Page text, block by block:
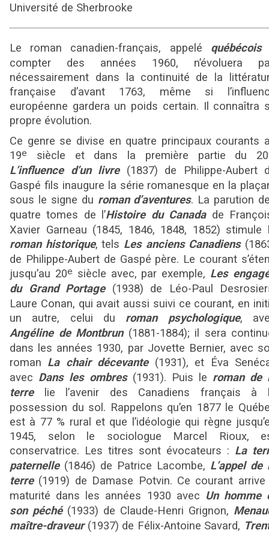
Université de Sherbrooke
Le roman canadien-français, appelé québécois
compter des années 1960, n’évoluera
nécessairement dans la continuité de la
française d’avant 1763, même si
européenne gardera un poids certain. Il connaîtra
propre évolution.
Ce genre se divise en quatre principaux courants
19e siècle et dans la première partie du 20
L’influence d’un livre(1837) de Philippe-Aubert
Gaspé fils inaugure la série romanesque en la
sous le signe du roman d’aventures. La parution
quatre tomes de l’Histoire du Canadade
Xavier Garneau (1845, 1846, 1848, 1852) stimule
roman historique, tels Les anciens Canadiens
de Philippe-Aubert de Gaspé père. Le courant
jusqu’au 20e siècle avec, par exemple, Les
du Grand Portage(1938) de Léo-Paul
Laure Conan, qui avait aussi suivi ce courant, en
un autre, celui du roman psychologique,
Angéline de Montbrun(1881-1884); il sera
dans les années 1930, par Jovette Bernier, avec
roman La chair décevante(1931), et Éva
avec Dans les ombres(1931). Puis le roman de
terrelie l’avenir des Canadiens français à
possession du sol. Rappelons qu’en 1877 le
est à 77 % rural et que l’idéologie qui règne
1945, selon le sociologue Marcel Rioux,
conservatrice. Les titres sont évocateurs : La
paternelle(1846) de Patrice Lacombe, L’appel de
terre(1919) de Damase Potvin. Ce courant arrive
maturité dans les années 1930 avec Un homme
son péché(1933) de Claude-Henri Grignon,
maître-draveur(1937) de Félix-Antoine Savard,